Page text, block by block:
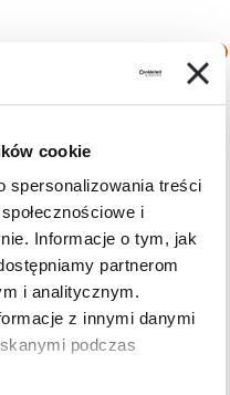
cookie
spersonalizowania treści
i
Informacje o tym, jak
partnerom
i analitycznym.
z innymi danymi
podczas